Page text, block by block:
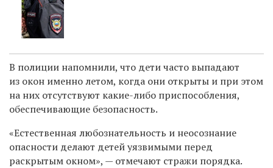
В полиции напомнили, что дети часто выпадают
из окон именно летом, когда они открыты и при этом
на них отсутствуют какие-либо приспособления,
обеспечивающие безопасность.
«Естественная любознательность и неосознание
опасности делают детей уязвимыми перед
раскрытым окном», — отмечают стражи порядка.